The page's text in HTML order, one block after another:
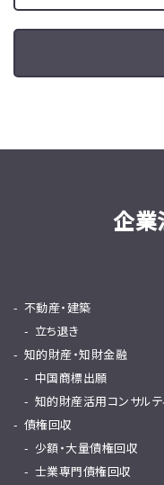
企業
不動産・建築
立ち退き
知的財産・知財金融
中国商標出願
知的財産活用コンサルテ
債権回収
少額・大量債権回収
士業専門債権回収